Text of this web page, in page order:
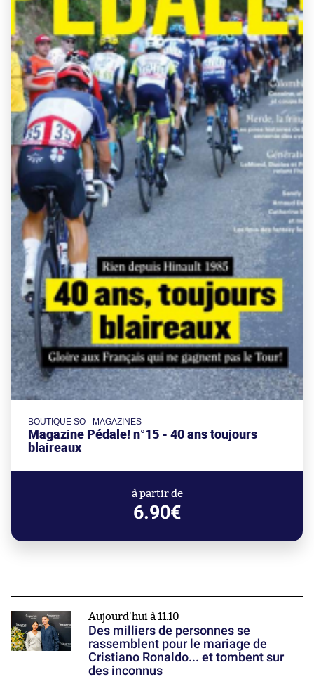
BOUTIQUE SO - MAGAZINES
Magazine Pédale! n°15 - 40 ans toujours
blaireaux
à partir de
6.90€
Aujourd'hui à 11:10
Des milliers de personnes se
rassemblent pour le mariage de
Cristiano Ronaldo... et tombent sur
des inconnus